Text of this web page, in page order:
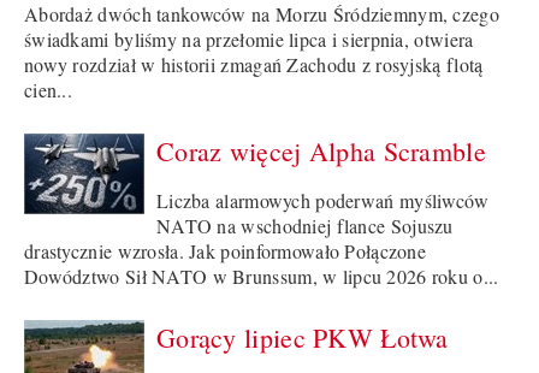
Abordaż dwóch tankowców na Morzu Śródziemnym, czego
świadkami byliśmy na przełomie lipca i sierpnia, otwiera
nowy rozdział w historii zmagań Zachodu z rosyjską flotą
cien...
Coraz więcej Alpha Scramble
Liczba alarmowych poderwań myśliwców
NATO na wschodniej flance Sojuszu
drastycznie wzrosła. Jak poinformowało Połączone
Dowództwo Sił NATO w Brunssum, w lipcu 2026 roku o...
Gorący lipiec PKW Łotwa